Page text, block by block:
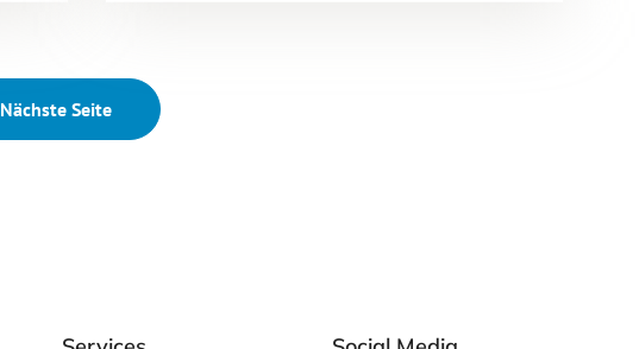
Nächste Seite